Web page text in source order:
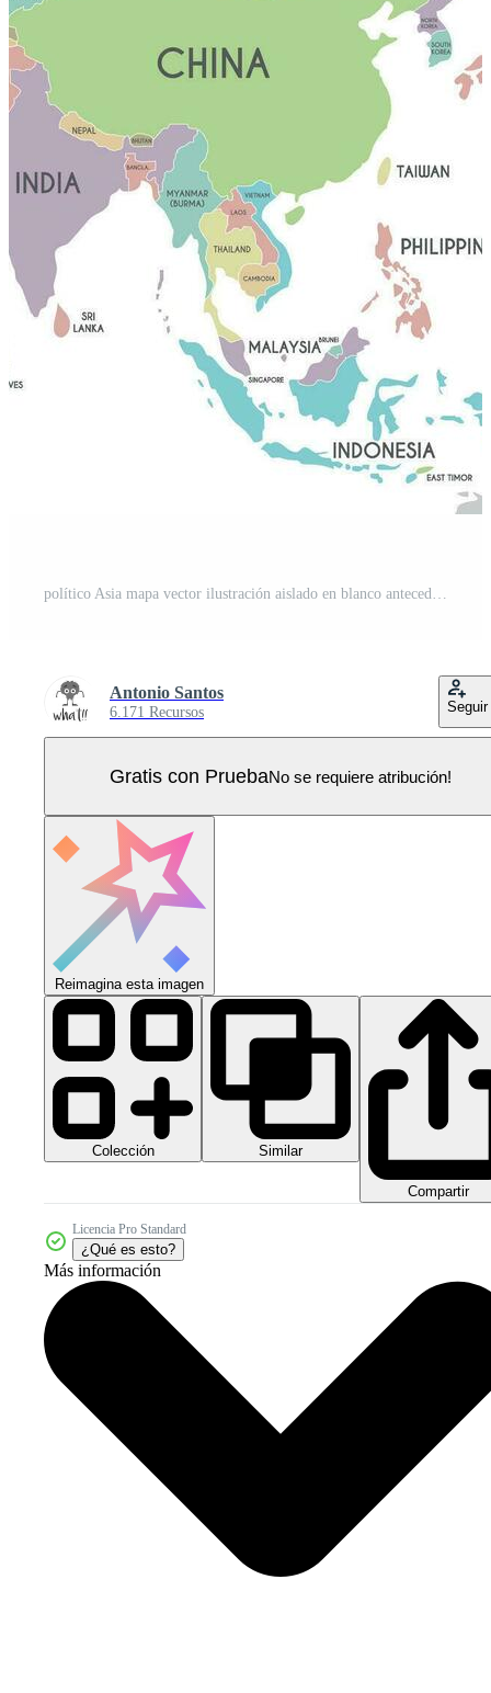
político Asia mapa vector ilustración aislado en blanco antecedentes. editable y claramente etiquetado capas. Vector Pro
Antonio Santos
6.171 Recursos Seguir
Gratis con PruebaNo se requiere atribución!
Reimagina esta imagen
Colección Similar
Compartir
Licencia Pro Standard
¿Qué es esto?
Más información